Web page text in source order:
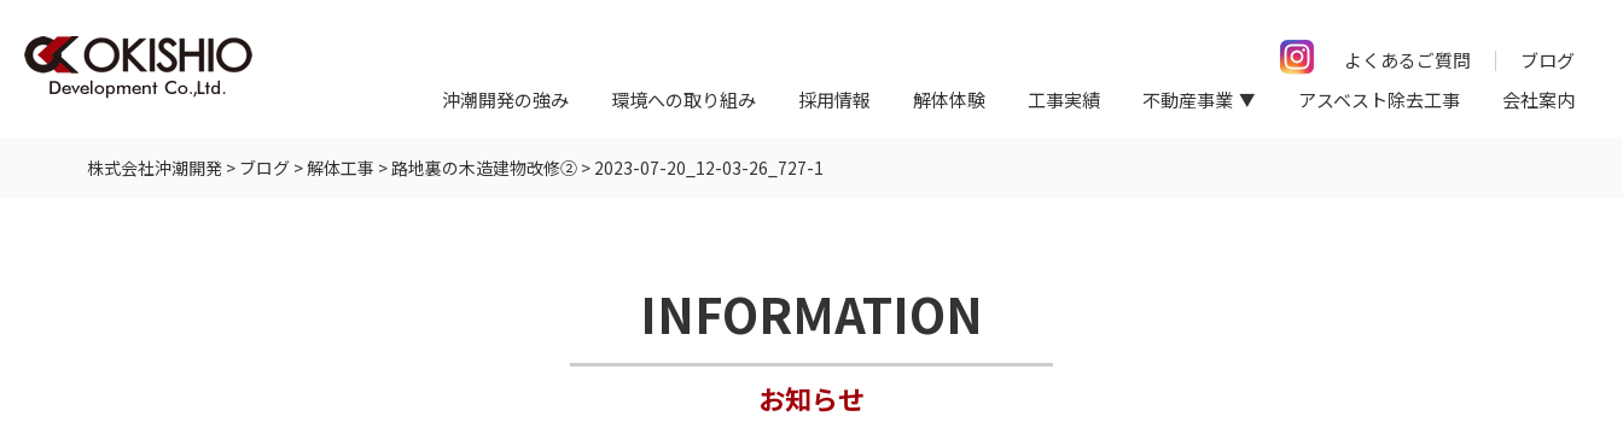
よくあるご質問
ブログ
沖潮開発の強み
環境への取り組み 採用情報 解体体験 工事実績 不動産事業 アスベスト除去工事 会社案内
株式会社沖潮開発 > ブログ >解体工事 >路地裏の木造建物改修② > 2023-07-20_12-03-26_727-1
INFORMATION
お知らせ